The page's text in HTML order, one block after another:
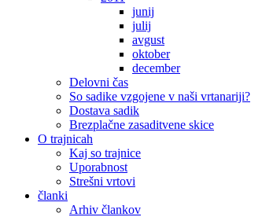
junij
julij
avgust
oktober
december
Delovni čas
So sadike vzgojene v naši vrtanariji?
Dostava sadik
Brezplačne zasaditvene skice
O trajnicah
Kaj so trajnice
Uporabnost
Strešni vrtovi
članki
Arhiv člankov